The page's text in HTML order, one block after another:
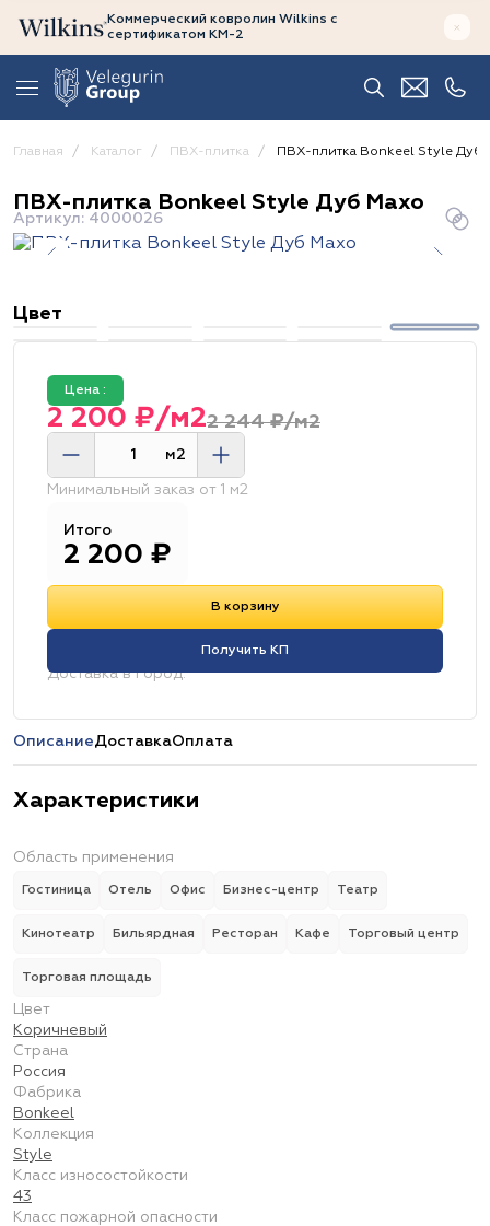
Коммерческий ковролин Wilkins с
сертификатом КМ-2
Главная Каталог ПВХ-плитка ПВХ-плитка Bonkeel Style Дуб
ПВХ-плитка Bonkeel Style Дуб Махо
Артикул: 4000026
Цвет
Цена :
2 244 ₽/м2
2 200 ₽/м2
м2
Минимальный заказ от 1 м2
Итого
2 200 ₽
В корзину
Получить КП
Доставка в город:
ОписаниеДоставкаОплата
Характеристики
Область применения
Гостиница Отель Офис Бизнес-центр Театр
Кинотеатр Бильярдная Ресторан Кафе Торговый центр
Торговая площадь
Цвет
Коричневый
Страна
Россия
Фабрика
Bonkeel
Коллекция
Style
Класс износостойкости
43
Класс пожарной опасности